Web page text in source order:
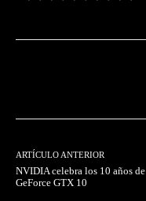
ARTÍCULO ANTERIOR
NVIDIA celebra los 10 años de
GeForce GTX 10